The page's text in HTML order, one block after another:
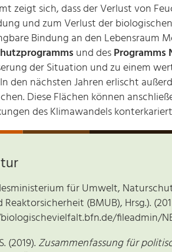
zeigt sich, dass der Verlust von
und zum Verlust der
Bindung an den Lebensraum
und desProgramms
der Situation und zu einem
den nächsten Jahren erlischt
Diese Flächen können
des Klimawandels
für Umwelt,
Reaktorsicherheit (BMUB), Hrsg.).
fileadmin/
(2019). Zusammenfassung für